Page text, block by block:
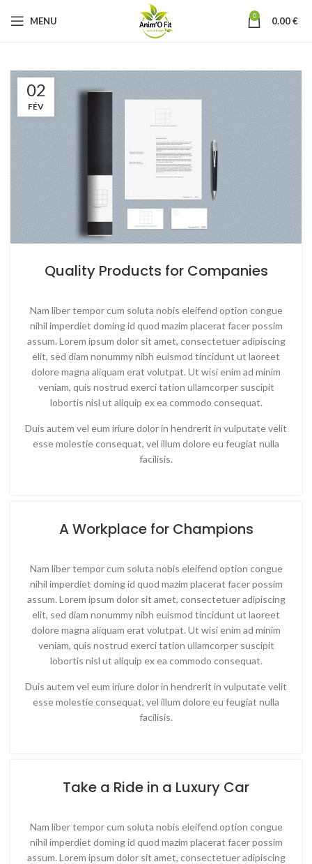
MENU 0 0.00€
02
FÉV
Quality Products for Companies
Nam liber tempor cum soluta nobis eleifend option congue
nihil imperdiet doming id quod mazim placerat facer possim
assum. Lorem ipsum dolor sit amet, consectetuer adipiscing
elit, sed diam nonummy nibh euismod tincidunt ut laoreet
dolore magna aliquam erat volutpat. Ut wisi enim ad minim
veniam, quis nostrud exerci tation ullamcorper suscipit
lobortis nisl ut aliquip ex ea commodo consequat.
Duis autem vel eum iriure dolor in hendrerit in vulputate velit
esse molestie consequat, vel illum dolore eu feugiat nulla
facilisis.
A Workplace for Champions
Nam liber tempor cum soluta nobis eleifend option congue
nihil imperdiet doming id quod mazim placerat facer possim
assum. Lorem ipsum dolor sit amet, consectetuer adipiscing
elit, sed diam nonummy nibh euismod tincidunt ut laoreet
dolore magna aliquam erat volutpat. Ut wisi enim ad minim
veniam, quis nostrud exerci tation ullamcorper suscipit
lobortis nisl ut aliquip ex ea commodo consequat.
Duis autem vel eum iriure dolor in hendrerit in vulputate velit
esse molestie consequat, vel illum dolore eu feugiat nulla
facilisis.
Take a Ride in a Luxury Car
Nam liber tempor cum soluta nobis eleifend option congue
nihil imperdiet doming id quod mazim placerat facer possim
assum. Lorem ipsum dolor sit amet, consectetuer adipiscing